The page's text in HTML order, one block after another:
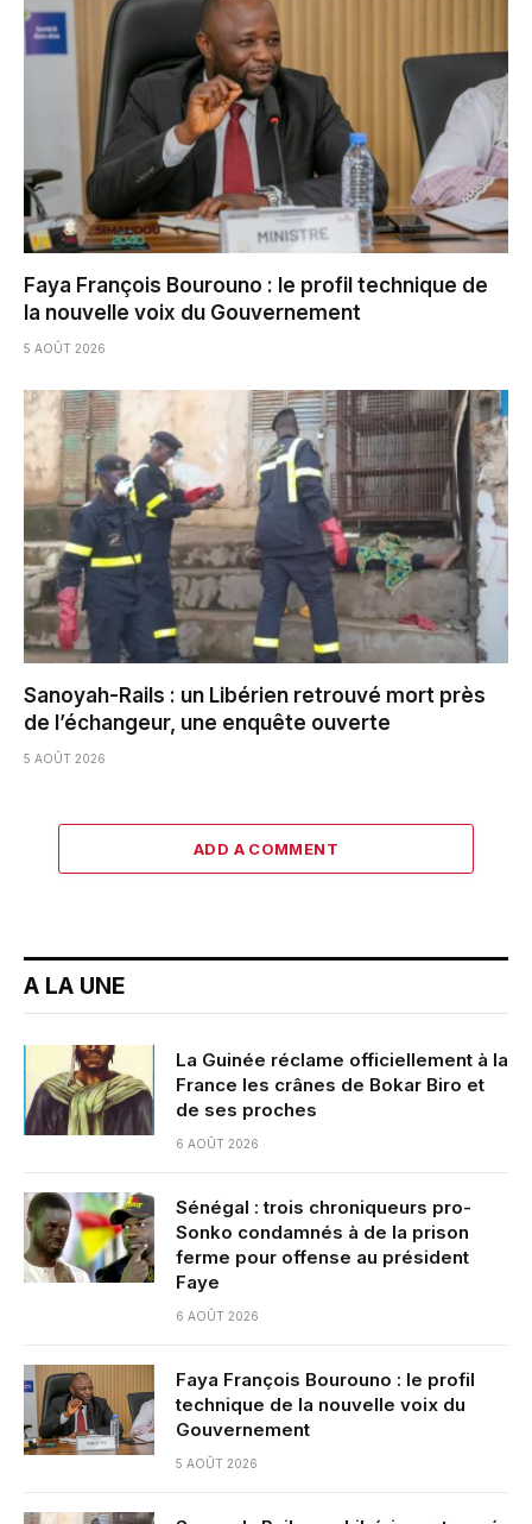
Faya François Bourouno : le profil technique de
la nouvelle voix du Gouvernement
5 AOÛT 2026
Sanoyah-Rails : un Libérien retrouvé mort près
de l’échangeur, une enquête ouverte
5 AOÛT 2026
ADD A COMMENT
A LA UNE
La Guinée réclame officiellement à la
France les crânes de Bokar Biro et
de ses proches
6 AOÛT 2026
Sénégal : trois chroniqueurs pro-
Sonko condamnés à de la prison
ferme pour offense au président
Faye
6 AOÛT 2026
Faya François Bourouno : le profil
technique de la nouvelle voix du
Gouvernement
5 AOÛT 2026